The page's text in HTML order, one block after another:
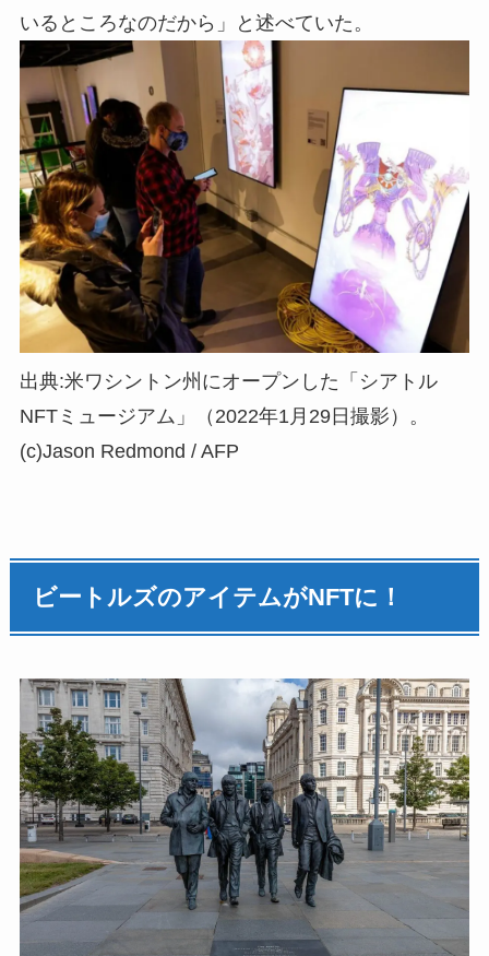
いるところなのだから」と述べていた。
出典:米ワシントン州にオープンした「シアトル
NFTミュージアム」（2022年1月29日撮影）。
(c)Jason Redmond / AFP
ビートルズのアイテムがNFTに！